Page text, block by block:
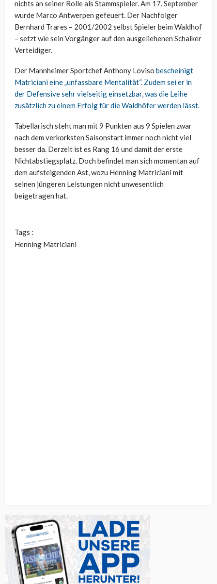
nichts an seiner Rolle als Stammspieler. Am 17. September
wurde Marco Antwerpen gefeuert. Der Nachfolger
Bernhard Trares – 2001/2002 selbst Spieler beim Waldhof
– setzt wie sein Vorgänger auf den ausgeliehenen Schalker
Verteidiger.
Der Mannheimer Sportchef Anthony Loviso bescheinigt
Matriciani eine „unfassbare Mentalität“. Zudem sei er in
der Defensive sehr vielseitig einsetzbar, was die Leihe
zusätzlich zu einem Erfolg für die Waldhöfer werden lässt.
Tabellarisch steht man mit 9 Punkten aus 9 Spielen zwar
nach dem verkorksten Saisonstart immer noch nicht viel
besser da. Derzeit ist es Rang 16 und damit der erste
Nichtabstiegsplatz. Doch befindet man sich momentan auf
dem aufsteigenden Ast, wozu Henning Matriciani mit
seinen jüngeren Leistungen nicht unwesentlich
beigetragen hat.
Tags :
Henning Matriciani